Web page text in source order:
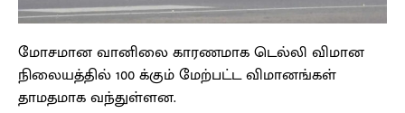
மோசமான வானிலை காரணமாக டெல்லி விமான
நிலையத்தில் 100 க்கும் மேற்பட்ட விமானங்கள்
தாமதமாக வந்துள்ளன.